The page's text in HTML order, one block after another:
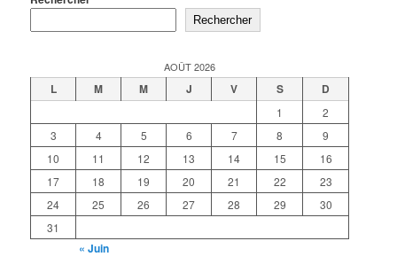
Rechercher
AOÛT 2026
L M M J V S D
1
2
3
4 5 6 7 8
9
10
11 12 13 14 15
16
17
18 19 20 21 22
23
24
25 26 27 28 29
30
31
« Juin